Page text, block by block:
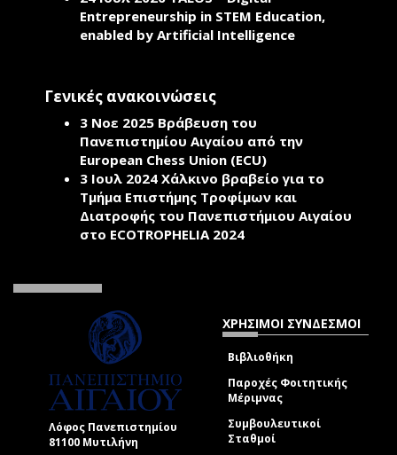
Entrepreneurship in STEM Education,
enabled by Artificial Intelligence
Γενικές ανακοινώσεις
3 Νοε 2025 Βράβευση του
Πανεπιστημίου Αιγαίου από την
European Chess Union (ECU)
3 Ιουλ 2024 Χάλκινο βραβείο για το
Τμήμα Επιστήμης Τροφίμων και
Διατροφής του Πανεπιστήμιου Αιγαίου
στο ECOTROPHELIA 2024
Λόφος Πανεπιστημίου
81100 Μυτιλήνη
ΧΡΗΣΙΜΟΙ ΣΥΝΔΕΣΜΟΙ
Βιβλιοθήκη
Παροχές Φοιτητικής
Μέριμνας
Συμβουλευτικοί
Σταθμοί